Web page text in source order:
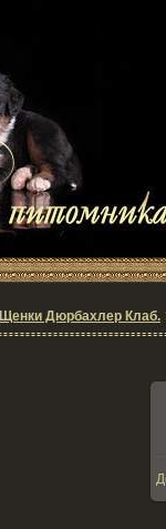
Щенки Дюрбахлер Клаб.